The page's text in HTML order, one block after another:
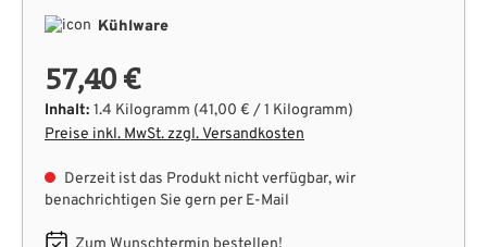
Kühlware
57,40 €
Inhalt: 1.4 Kilogramm (41,00 € / 1 Kilogramm)
Preise inkl. MwSt. zzgl. Versandkosten
Derzeit ist das Produkt nicht verfügbar, wir
benachrichtigen Sie gern per E-Mail